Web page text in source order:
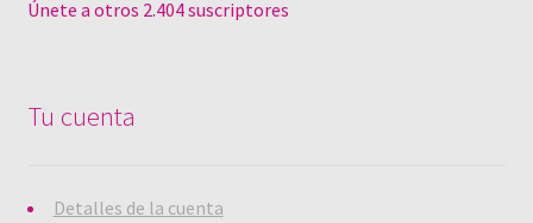
Únete a otros 2.404 suscriptores
Tu cuenta
Detalles de la cuenta